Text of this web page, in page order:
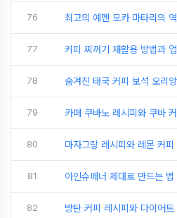
76 최고의 예멘 모카 마타리의
77 커피 찌꺼기 재활용 방법과
78 숨겨진 태국 커피 보석 오리
79 카페 쿠바노 레시피와 쿠바
80 마자그랑 레시피와 레몬 커피
81 아인슈페너 제대로 만드는
82 방탄 커피 레시피와 다이어트